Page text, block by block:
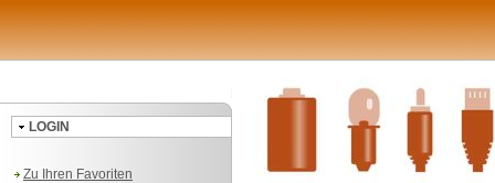
LOGIN
Zu Ihren Favoriten